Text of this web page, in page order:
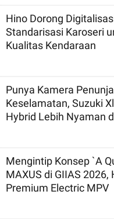
Hino Dorong
Standarisasi Karoseri
Kualitas Kendaraan
Punya Kamera
Keselamatan, Suzuki
Hybrid Lebih Nyaman
Mengintip Konsep `A
MAXUS di GIIAS
Premium Electric MPV